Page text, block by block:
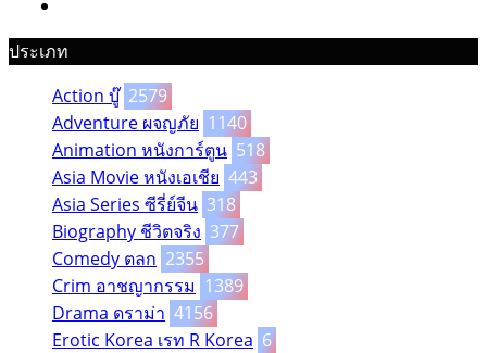
ประเภท
Action บู๊ 2579
Adventure ผจญภัย 1140
Animation หนังการ์ตูน 518
Asia Movie หนังเอเชีย 443
Asia Series ซีรี่ย์จีน 318
Biography ชีวิตจริง 377
Comedy ตลก 2355
Crim อาชญากรรม 1389
Drama ดราม่า 4156
Erotic Korea เรท R Korea 6